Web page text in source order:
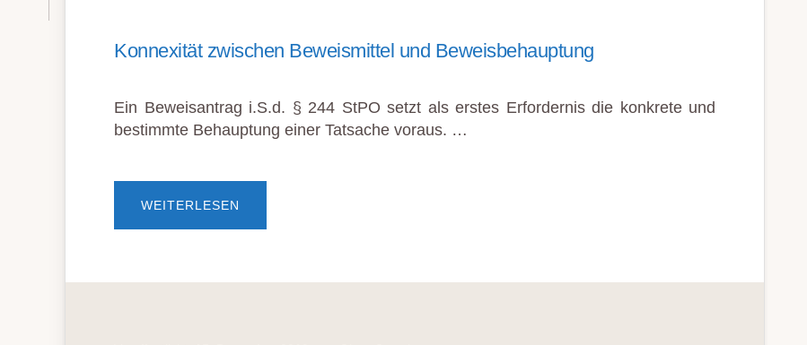
Konnexität zwischen Beweismittel und Beweisbehauptung
Ein Beweisantrag i.S.d. § 244 StPO setzt als erstes Erfordernis die konkrete und
bestimmte Behauptung einer Tatsache voraus. …
WEITERLESEN
BEWEISMITTEL